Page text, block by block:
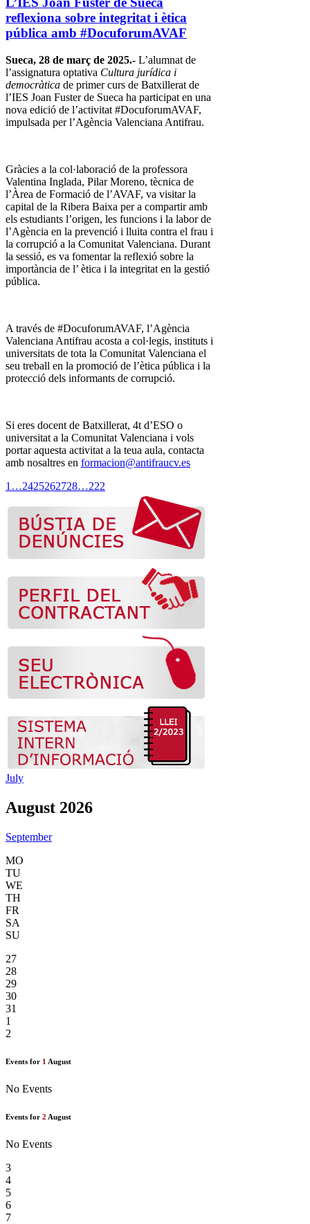
reflexiona sobre integritat i ètica
pública amb #DocuforumAVAF
Sueca, 28 de març de 2025.- L’alumnat de
l’assignatura optativa Cultura jurídica i
democràtica de primer curs de Batxillerat de
l’IES Joan Fuster de Sueca ha participat en una
nova edició de l’activitat #DocuforumAVAF,
impulsada per l’Agència Valenciana Antifrau.
Gràcies a la col·laboració de la professora
Valentina Inglada, Pilar Moreno, tècnica de
l’Àrea de Formació de l’AVAF, va visitar la
capital de la Ribera Baixa per a compartir amb
els estudiants l’origen, les funcions i la labor de
l’Agència en la prevenció i lluita contra el frau i
la corrupció a la Comunitat Valenciana. Durant
la sessió, es va fomentar la reflexió sobre la
importància de l’ ètica i la integritat en la gestió
pública.
A través de #DocuforumAVAF, l’Agència
Valenciana Antifrau acosta a col·legis, instituts i
universitats de tota la Comunitat Valenciana el
seu treball en la promoció de l’ètica pública i la
protecció dels informants de corrupció.
Si eres docent de Batxillerat, 4t d’ESO o
universitat a la Comunitat Valenciana i vols
portar aquesta activitat a la teua aula, contacta
amb nosaltres en formacion@antifraucv.es
1 …2425262728…222
July
August 2026
September
MO
TU
WE
TH
FR
SA
SU
27
28
29
30
31
1
2
Events for 1 August
No Events
Events for 2 August
No Events
3
4
5
6
7